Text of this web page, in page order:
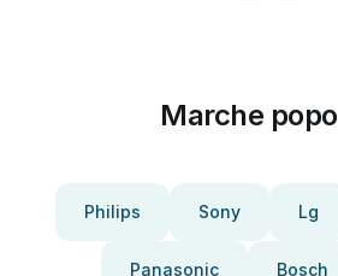
Marche
Philips Sony Lg
Panasonic Bosch